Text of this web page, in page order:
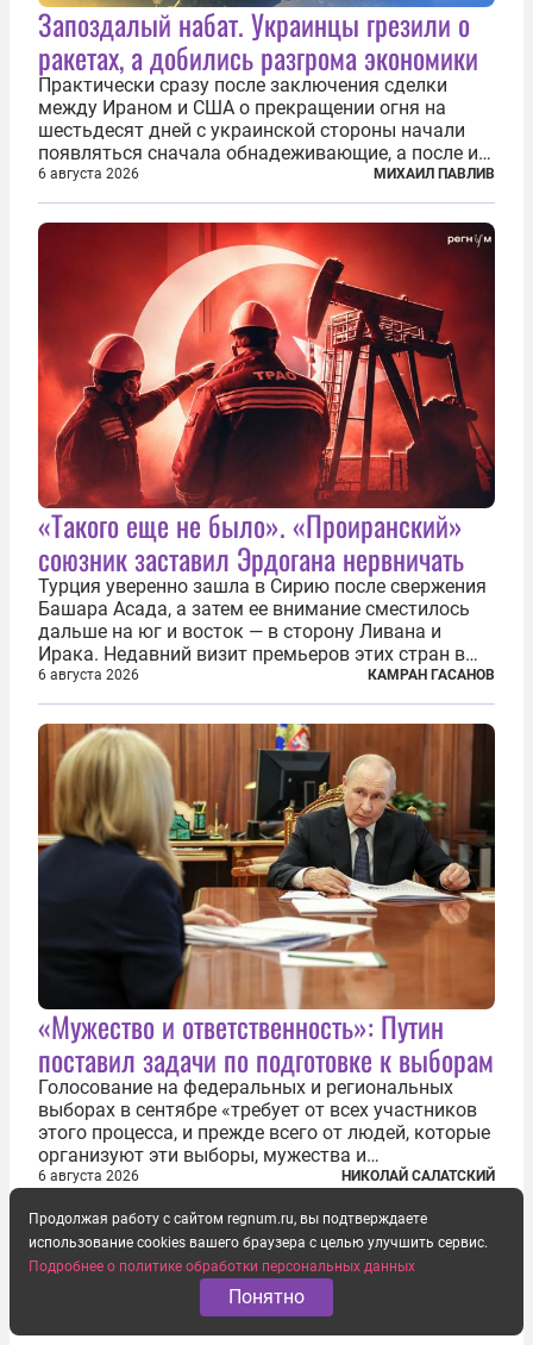
Запоздалый набат. Украинцы грезили о
ракетах, а добились разгрома экономики
Практически сразу после заключения сделки
между Ираном и США о прекращении огня на
шестьдесят дней с украинской стороны начали
появляться сначала обнадеживающие, а после и
вовсе бравурные заявления про некий «перелом»
в войне. Вероятно, в сознании первых лиц
киевского режима и стоящих за ними...
6 августа 2026 МИХАИЛ ПАВЛИВ
«Такого еще не было». «Проиранский»
союзник заставил Эрдогана нервничать
Турция уверенно зашла в Сирию после свержения
Башара Асада, а затем ее внимание сместилось
дальше на юг и восток — в сторону Ливана и
Ирака. Недавний визит премьеров этих стран в
Анкару, договоры об участии турецкой компании
TPAO в разработке нефти иракского Киркука и
«Дороги развития» подтверждают...
6 августа 2026 КАМРАН ГАСАНОВ
«Мужество и ответственность»: Путин
поставил задачи по подготовке к выборам
Голосование на федеральных и региональных
выборах в сентябре «требует от всех участников
этого процесса, и прежде всего от людей, которые
организуют эти выборы, мужества и
ответственного отношения к формированию
на состоявшейся 5 августа в Кремле...
6 августа 2026 НИКОЛАЙ САЛАТСКИЙ
Продолжая работу с сайтом regnum.ru, вы подтверждаете
использование cookies вашего браузера с целью улучшить сервис.
Подробнее о политике обработки персональных данных
Понятно